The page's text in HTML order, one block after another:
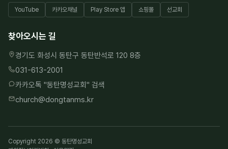
YouTube 카카오채널 Play Store 앱 쇼핑몰 선교회
찾아오시는 길
경기도 화성시 동탄구 동탄반석로 120 8층
031-613-2001
카카오톡 "동탄명성교회" 검색
church@dongtanms.kr
Copyright 2026 © 동탄명성교회